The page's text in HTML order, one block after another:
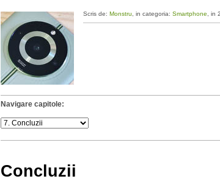
Scris de: Monstru , in categoria: Smartphone , in
Navigare capitole:
Concluzii